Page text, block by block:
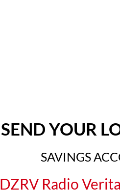
SEND YOUR
SAVINGS
DZRV Radio